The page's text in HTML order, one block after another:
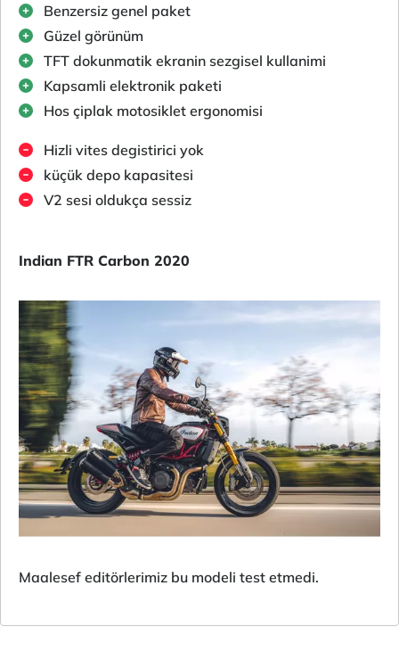
Benzersiz genel paket
Güzel görünüm
TFT dokunmatik ekranin sezgisel kullanimi
Kapsamli elektronik paketi
Hos çiplak motosiklet ergonomisi
Hizli vites degistirici yok
küçük depo kapasitesi
V2 sesi oldukça sessiz
Indian FTR Carbon 2020
Maalesef editörlerimiz bu modeli test etmedi.